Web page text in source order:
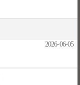
2026-06-05